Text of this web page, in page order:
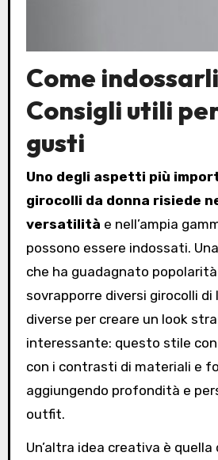
Come
Consigli utili
gusti
Uno degli aspetti più
girocolli da donna risiede
versatilità e nell’ampia
possono essere indossati.
che ha guadagnato
sovrapporre diversi girocolli di
diverse per creare un look
interessante: questo stile
con i contrasti di materiali e
aggiungendo profondità e
outfit.
Un’altra idea creativa è quella